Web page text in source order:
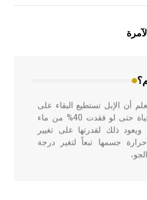
أن الأبلق نوع من الفنون
التي ارتبطت بالعمارة الإسلامية
الشام ومصر خاصة، حيث يحرص
أن الإبل تستطيع البقاء على
قيد الحياة حتى لو فقدت 40% من ماء
ذلك لقدرتها على تغيير
جسمها تبعاً لتغير درجة